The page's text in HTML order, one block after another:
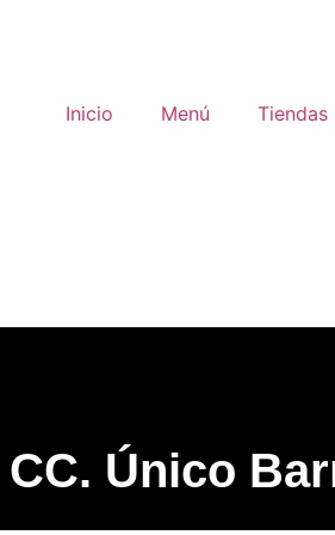
Inicio Menú Tiendas
CC. Único